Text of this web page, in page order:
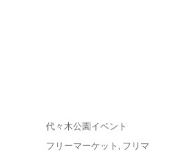
投
カ
代々木公園イベント
タ
フリーマーケット , フリマ